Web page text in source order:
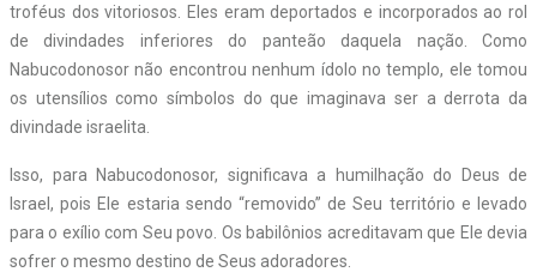
troféus dos vitoriosos. Eles eram deportados e incorporados ao rol
de divindades inferiores do panteão daquela nação. Como
Nabucodonosor não encontrou nenhum ídolo no templo, ele tomou
os utensílios como símbolos do que imaginava ser a derrota da
divindade israelita.
Isso, para Nabucodonosor, significava a humilhação do Deus de
Israel, pois Ele estaria sendo “removido” de Seu território e levado
para o exílio com Seu povo. Os babilônios acreditavam que Ele devia
sofrer o mesmo destino de Seus adoradores.